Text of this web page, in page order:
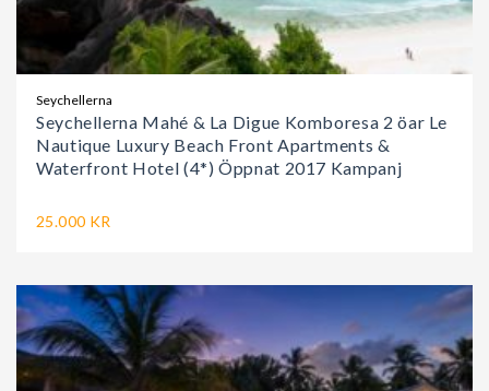
Seychellerna
Seychellerna Mahé & La Digue Komboresa 2 öar Le
Nautique Luxury Beach Front Apartments &
Waterfront Hotel (4*) Öppnat 2017 Kampanj
25.000 KR